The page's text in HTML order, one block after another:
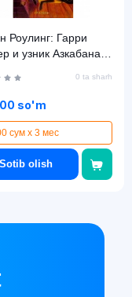
Роулинг: Гарри
и узник Азкабана
0 ta sharh
so'm
сум x 3 мес
Sotib olish